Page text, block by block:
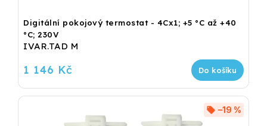
Digitální pokojový termostat - 4Cx1; +5 °C až +40
°C; 230V
IVAR.TAD M
1 146 Kč Do košíku
–19 %